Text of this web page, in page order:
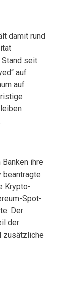
damit rund
seit
auf
auf
ihre
beantragte
Krypto-
Spot-
Der
der
zusätzliche